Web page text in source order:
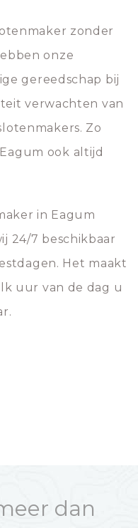
zonder
onze
gereedschap bij
verwachten van
Zo
ook altijd
in Eagum
24/7 beschikbaar
Het maakt
uur van de dag u
dan